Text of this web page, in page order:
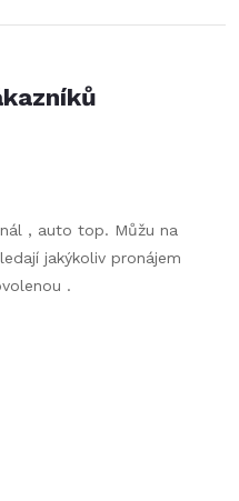
, auto top. Můžu na
jakýkoliv pronájem
.